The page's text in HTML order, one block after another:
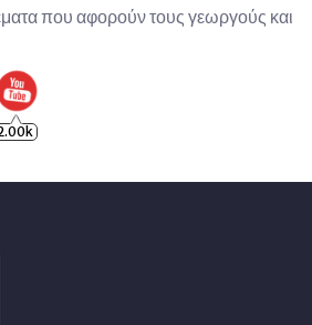
που αφορούν τους γεωργούς και